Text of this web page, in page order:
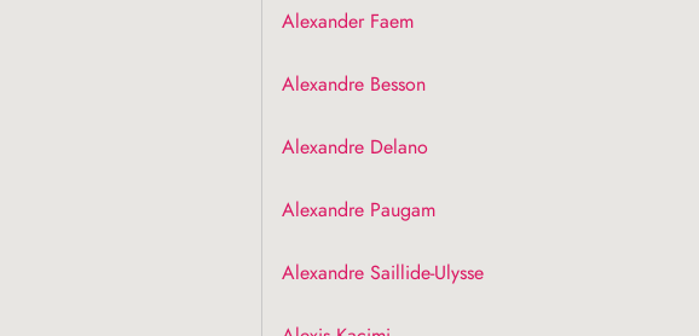
Alexander Faem
Alexandre Besson
Alexandre Delano
Alexandre Paugam
Alexandre Saillide-Ulysse